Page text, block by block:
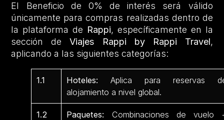
El Beneficio de 0% de interés será válido
únicamente para compras realizadas dentro de
la plataforma de Rappi, específicamente en la
sección deViajes Rappi by Rappi Travel,
aplicando a las siguientes categorías:
1.1 Hoteles: Aplica para reservas
alojamiento a nivel global.
1.2 Paquetes: Combinaciones de vuelo